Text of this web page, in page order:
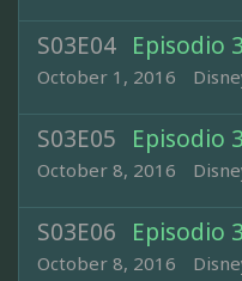
S03E04 Episodio
October 1, 2016
S03E05 Episodio
October 8, 2016
S03E06 Episodio
October 8, 2016